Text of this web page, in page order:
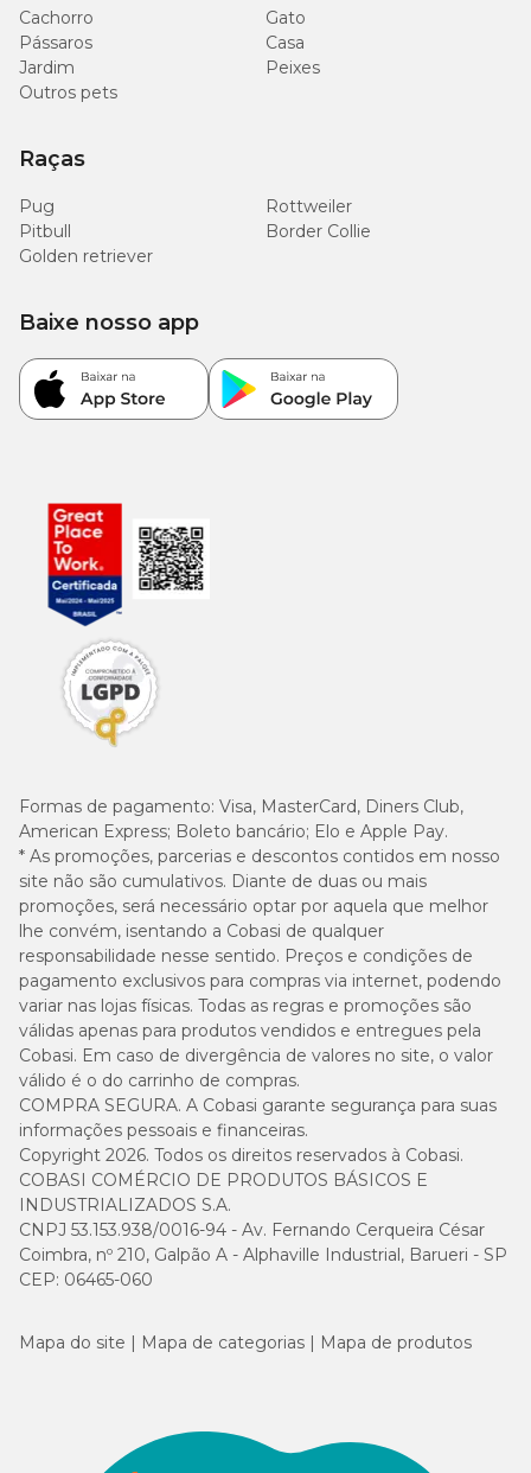
Cachorro
Gato
Pássaros
Casa
Jardim
Peixes
Outros pets
Raças
Pug
Rottweiler
Pitbull
Border Collie
Golden retriever
Formas de pagamento: Visa, MasterCard, Diners Club,
American Express; Boleto bancário; Elo e Apple Pay.
* As promoções, parcerias e descontos contidos em nosso
site não são cumulativos. Diante de duas ou mais
promoções, será necessário optar por aquela que melhor
lhe convém, isentando a Cobasi de qualquer
responsabilidade nesse sentido. Preços e condições de
pagamento exclusivos para compras via internet, podendo
variar nas lojas físicas. Todas as regras e promoções são
válidas apenas para produtos vendidos e entregues pela
Cobasi. Em caso de divergência de valores no site, o valor
válido é o do carrinho de compras.
COMPRA SEGURA. A Cobasi garante segurança para suas
informações pessoais e financeiras.
Copyright 2026. Todos os direitos reservados à Cobasi.
COBASI COMÉRCIO DE PRODUTOS BÁSICOS E
INDUSTRIALIZADOS S.A.
CNPJ 53.153.938/0016-94 - Av. Fernando Cerqueira César
Coimbra, nº 210, Galpão A - Alphaville Industrial, Barueri - SP
CEP: 06465-060
Baixe nosso app
Mapa do site Mapa de categorias Mapa de produtos